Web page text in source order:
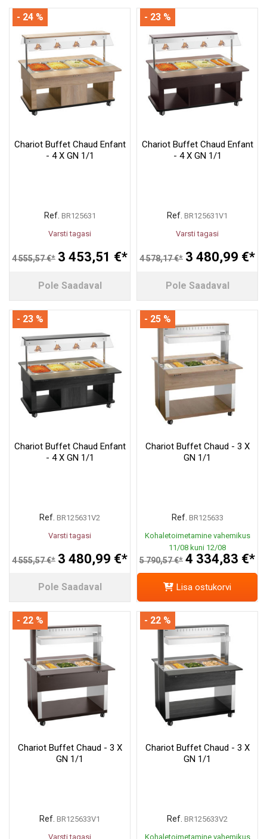
Chariot Buffet Chaud Enfant
- 4 X GN 1/1
Ref. BR125631
Varsti tagasi
4 555,57 €* 3 453,51 €*
- 24 %
Pole Saadaval
Chariot Buffet Chaud Enfant
- 4 X GN 1/1
Ref. BR125631V1
Varsti tagasi
4 578,17 €* 3 480,99 €*
- 23 %
Pole Saadaval
Chariot Buffet Chaud Enfant
- 4 X GN 1/1
Ref. BR125631V2
Varsti tagasi
4 555,57 €* 3 480,99 €*
- 23 %
Pole Saadaval
Chariot Buffet Chaud - 3 X
GN 1/1
Ref. BR125633
Kohaletoimetamine vahemikus
11/08 kuni 12/08
5 790,57 €* 4 334,83 €*
- 25 %
Lisa ostukorvi
Chariot Buffet Chaud - 3 X
GN 1/1
Ref. BR125633V1
Varsti tagasi
- 22 %
Chariot Buffet Chaud - 3 X
GN 1/1
Ref. BR125633V2
Kohaletoimetamine vahemikus
- 22 %